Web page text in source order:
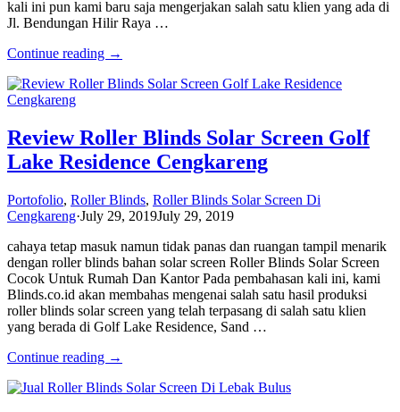
kali ini pun kami baru saja mengerjakan salah satu klien yang ada di
Jl. Bendungan Hilir Raya …
Continue reading →
Review Roller Blinds Solar Screen Golf
Lake Residence Cengkareng
Portofolio, Roller Blinds, Roller Blinds Solar Screen Di
Cengkareng·July 29, 2019July 29, 2019
cahaya tetap masuk namun tidak panas dan ruangan tampil menarik
dengan roller blinds bahan solar screen Roller Blinds Solar Screen
Cocok Untuk Rumah Dan Kantor Pada pembahasan kali ini, kami
Blinds.co.id akan membahas mengenai salah satu hasil produksi
roller blinds solar screen yang telah terpasang di salah satu klien
yang berada di Golf Lake Residence, Sand …
Continue reading →